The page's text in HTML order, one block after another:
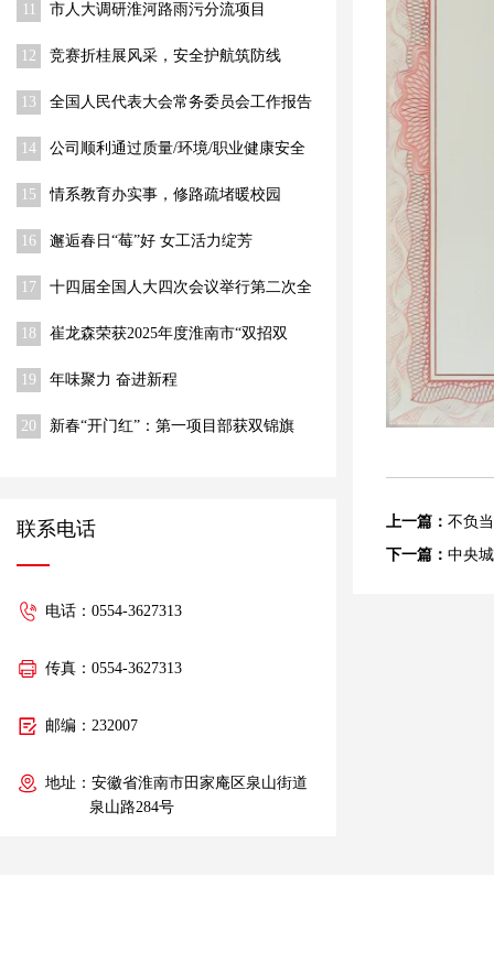
11 市人大调研淮河路雨污分流项目
12 竞赛折桂展风采，安全护航筑防线
13 全国人民代表大会常务委员会工作报告
14
公司顺利通过质量/环境/职业健康安全
15
情系教育办实事，修路疏堵暖校园
16 邂逅春日“莓”好 女工活力绽芳
17
十四届全国人大四次会议举行第二次全
18
崔龙森荣获2025年度淮南市“双招双
19
年味聚力 奋进新程
20 新春“开门红”：第一项目部获双锦旗
联系电话
电话：0554-3627313
传真：0554-3627313
邮编：232007
地址：安徽省淮南市田家庵区泉山街道
泉山路284号
上一篇： 不负
下一篇： 中央